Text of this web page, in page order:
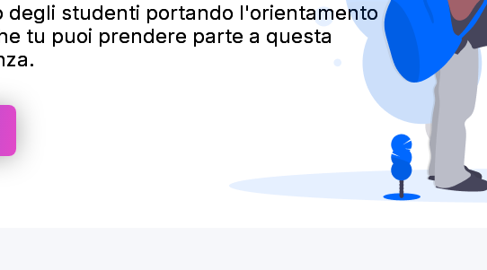
degli studenti portando l'orientamento
tu puoi prendere parte a questa